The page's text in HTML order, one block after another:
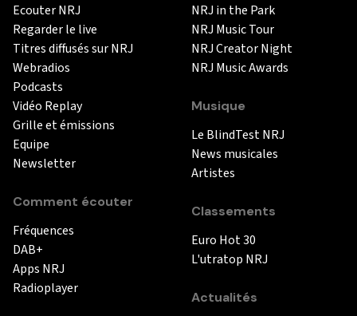
Ecouter NRJ
Regarder le live
Titres diffusés sur NRJ
Webradios
Podcasts
Vidéo Replay
Grille et émissions
Equipe
Newsletter
Comment écouter
Fréquences
DAB+
Apps NRJ
Radioplayer
NRJ in the Park
NRJ Music Tour
NRJ Creator Night
NRJ Music Awards
Musique
Le BlindTest NRJ
News musicales
Artistes
Classements
Euro Hot 30
L'utratop NRJ
Actualités